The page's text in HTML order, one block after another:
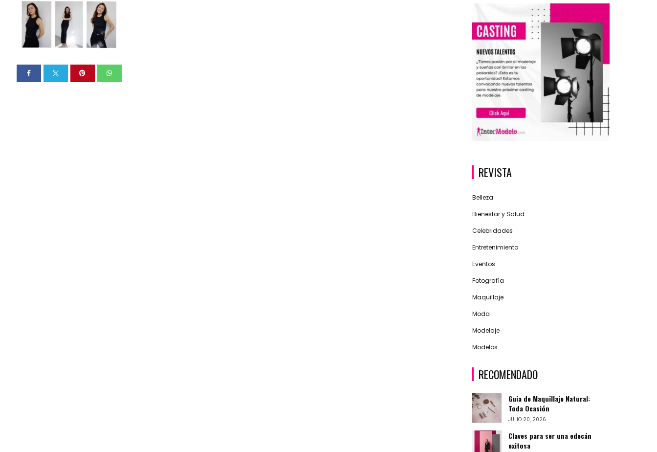
REVISTA
Belleza
Bienestar y Salud
Celebridades
Entretenimiento
Eventos
Fotografía
Maquillaje
Moda
Modelaje
Modelos
RECOMENDADO
Guía de Maquillaje Natural:
Toda Ocasión
JULIO 20, 2026
Claves para ser una edecán
exitosa